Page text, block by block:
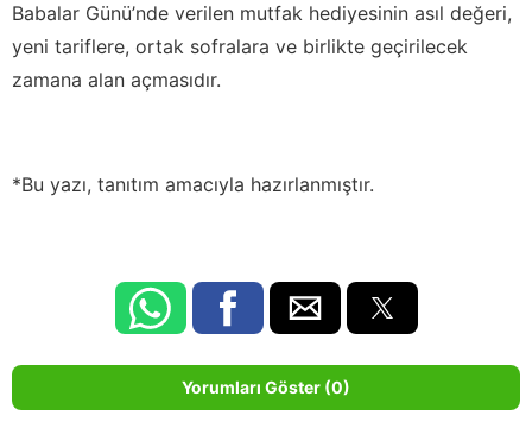
Babalar Günü’nde verilen mutfak hediyesinin asıl değeri,
yeni tariflere, ortak sofralara ve birlikte geçirilecek
zamana alan açmasıdır.
*Bu yazı, tanıtım amacıyla hazırlanmıştır.
Yorumları Göster (0)